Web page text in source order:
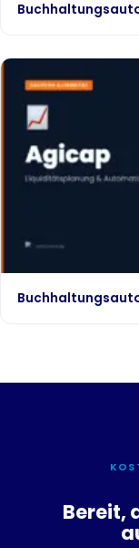
Bereit,